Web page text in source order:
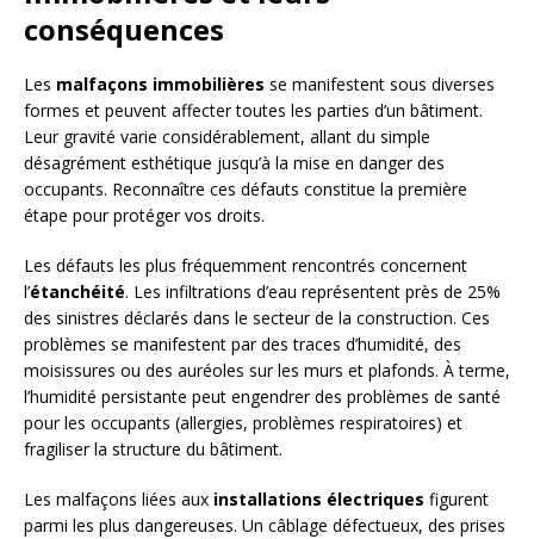
conséquences
Les malfaçons immobilières se manifestent sous diverses
formes et peuvent affecter toutes les parties d’un bâtiment.
Leur gravité varie considérablement, allant du simple
désagrément esthétique jusqu’à la mise en danger des
occupants. Reconnaître ces défauts constitue la première
étape pour protéger vos droits.
Les défauts les plus fréquemment rencontrés concernent
l’étanchéité. Les infiltrations d’eau représentent près de 25%
des sinistres déclarés dans le secteur de la construction. Ces
problèmes se manifestent par des traces d’humidité, des
moisissures ou des auréoles sur les murs et plafonds. À terme,
l’humidité persistante peut engendrer des problèmes de santé
pour les occupants (allergies, problèmes respiratoires) et
fragiliser la structure du bâtiment.
Les malfaçons liées aux installations électriques figurent
parmi les plus dangereuses. Un câblage défectueux, des prises